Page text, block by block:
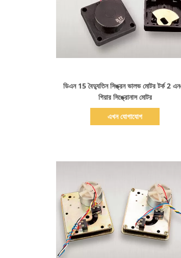
ডিএন 15 বৈদ্যুতিন সিঙ্ক্রন ভালভ মোটর টর্ক 2
গিয়ার সিঙ্ক্রোনাস মোটর
এখন যোগাযোগ